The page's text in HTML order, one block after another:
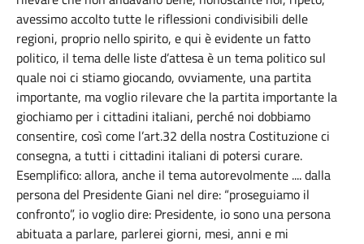
avessimo accolto tutte le riflessioni condivisibili delle
regioni, proprio nello spirito, e qui è evidente un fatto
politico, il tema delle liste d’attesa è un tema politico sul
quale noi ci stiamo giocando, ovviamente, una partita
importante, ma voglio rilevare che la partita importante la
giochiamo per i cittadini italiani, perché noi dobbiamo
consentire, così come l’art.32 della nostra Costituzione ci
consegna, a tutti i cittadini italiani di potersi curare.
Esemplifico: allora, anche il tema autorevolmente .... dalla
persona del Presidente Giani nel dire: “proseguiamo il
confronto”, io voglio dire: Presidente, io sono una persona
abituata a parlare, parlerei giorni, mesi, anni e mi